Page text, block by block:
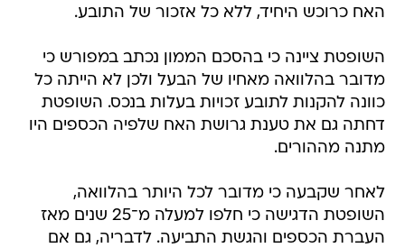
האח כרוכש היחיד, ללא כל אזכור של התובע.
השופטת ציינה כי בהסכם הממון נכתב במפורש כי
מדובר בהלוואה מאחיו של הבעל ולכן לא הייתה כל
כוונה להקנות לתובע זכויות בעלות בנכס. השופטת
דחתה גם את טענת גרושת האח שלפיה הכספים היו
מתנה מההורים.
לאחר שקבעה כי מדובר לכל היותר בהלוואה,
השופטת הדגישה כי חלפו למעלה מ־25 שנים מאז
העברת הכספים והגשת התביעה. לדבריה, גם אם